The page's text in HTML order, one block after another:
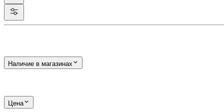
Наличие в магазинах
Цена